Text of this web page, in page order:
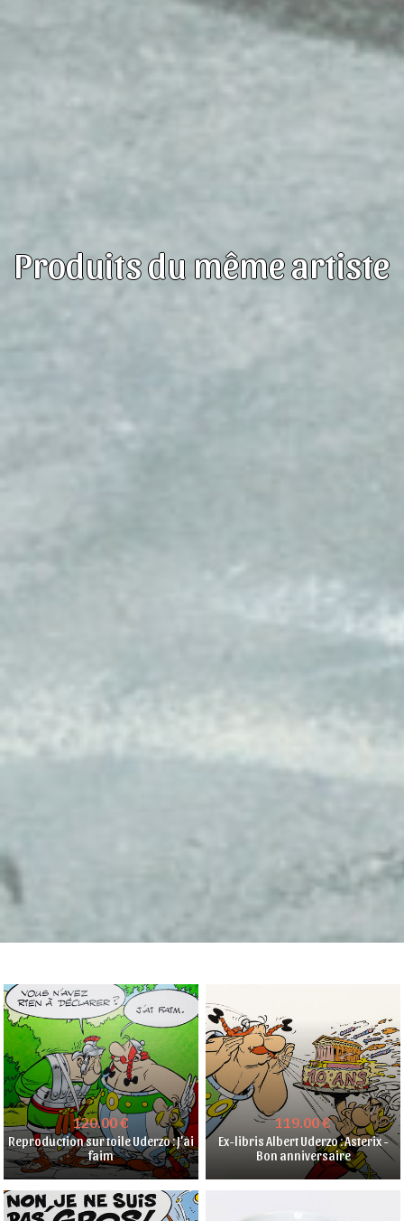
Produits du même artiste
120.00 €
Reproduction sur toile Uderzo : J'ai
faim
119.00 €
Ex-libris Albert Uderzo : Asterix -
Bon anniversaire